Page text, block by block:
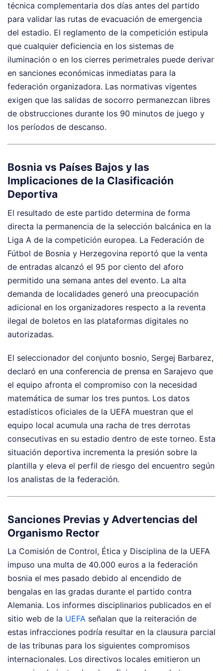
técnica complementaria dos días antes del partido
para validar las rutas de evacuación de emergencia
del estadio. El reglamento de la competición estipula
que cualquier deficiencia en los sistemas de
iluminación o en los cierres perimetrales puede derivar
en sanciones económicas inmediatas para la
federación organizadora. Las normativas vigentes
exigen que las salidas de socorro permanezcan libres
de obstrucciones durante los 90 minutos de juego y
los períodos de descanso.
Bosnia vs Países Bajos y las
Implicaciones de la Clasificación
Deportiva
El resultado de este partido determina de forma
directa la permanencia de la selección balcánica en la
Liga A de la competición europea. La Federación de
Fútbol de Bosnia y Herzegovina reportó que la venta
de entradas alcanzó el 95 por ciento del aforo
permitido una semana antes del evento. La alta
demanda de localidades generó una preocupación
adicional en los organizadores respecto a la reventa
ilegal de boletos en las plataformas digitales no
autorizadas.
El seleccionador del conjunto bosnio, Sergej Barbarez,
declaró en una conferencia de prensa en Sarajevo que
el equipo afronta el compromiso con la necesidad
matemática de sumar los tres puntos. Los datos
estadísticos oficiales de la UEFA muestran que el
equipo local acumula una racha de tres derrotas
consecutivas en su estadio dentro de este torneo. Esta
situación deportiva incrementa la presión sobre la
plantilla y eleva el perfil de riesgo del encuentro según
los analistas de la federación.
Sanciones Previas y Advertencias del
Organismo Rector
La Comisión de Control, Ética y Disciplina de la UEFA
impuso una multa de 40.000 euros a la federación
bosnia el mes pasado debido al encendido de
bengalas en las gradas durante el partido contra
Alemania. Los informes disciplinarios publicados en el
sitio web de la UEFA señalan que la reiteración de
estas infracciones podría resultar en la clausura parcial
de las tribunas para los siguientes compromisos
internacionales. Los directivos locales emitieron un